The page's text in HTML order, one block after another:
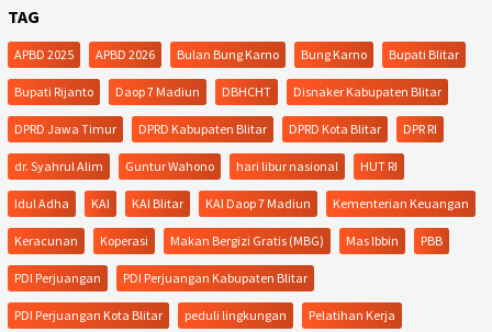
TAG
APBD 2025 APBD 2026 Bulan Bung Karno Bung Karno Bupati Blitar
Bupati Rijanto Daop 7 Madiun DBHCHT Disnaker Kabupaten Blitar
DPRD Jawa Timur DPRD Kabupaten Blitar DPRD Kota Blitar DPR RI
dr. Syahrul Alim Guntur Wahono hari libur nasional HUT RI
Idul Adha KAI KAI Blitar KAI Daop 7 Madiun Kementerian Keuangan
Keracunan Koperasi Makan Bergizi Gratis (MBG) Mas Ibbin PBB
PDI Perjuangan PDI Perjuangan Kabupaten Blitar
PDI Perjuangan Kota Blitar peduli lingkungan Pelatihan Kerja